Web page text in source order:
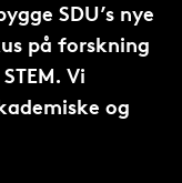
SDU’s nye
på forskning
Vi
og